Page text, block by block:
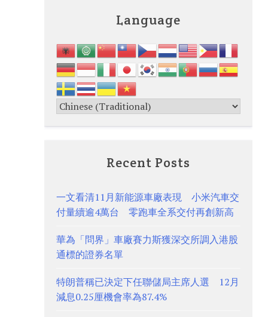
Language
Recent Posts
一文看清11月新能源車廠表現 小米汽車交
付量續逾4萬台 零跑車全系交付再創新高
華為「問界」車廠賽力斯獲深交所調入港股
通標的證券名單
特朗普稱已決定下任聯儲局主席人選 12月
減息0.25厘機會率為87.4%